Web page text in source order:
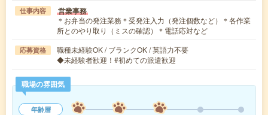
仕事内容 営業事務
＊お弁当の発注業務＊受発注入力（発注個数など）＊各作業
所とのやり取り（ミスの確認）＊電話応対など
応募資格
職種未経験OK / ブランクOK / 英語力不要
◆未経験者歓迎！#初めての派遣歓迎
職場の雰囲気
年齢層